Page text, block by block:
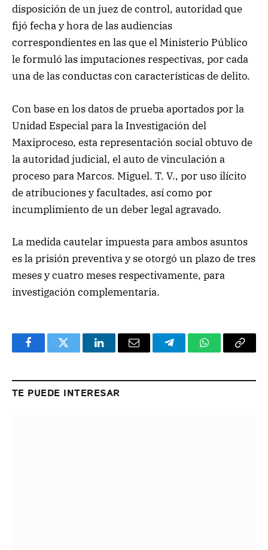
disposición de un juez de control, autoridad que
fijó fecha y hora de las audiencias
correspondientes en las que el Ministerio Público
le formuló las imputaciones respectivas, por cada
una de las conductas con características de delito.
Con base en los datos de prueba aportados por la
Unidad Especial para la Investigación del
Maxiproceso, esta representación social obtuvo de
la autoridad judicial, el auto de vinculación a
proceso para Marcos. Miguel. T. V., por uso ilícito
de atribuciones y facultades, así como por
incumplimiento de un deber legal agravado.
La medida cautelar impuesta para ambos asuntos
es la prisión preventiva y se otorgó un plazo de tres
meses y cuatro meses respectivamente, para
investigación complementaria.
FacebookTwitter LinkedInEmail TelegramWhatsApp
Copy
TE PUEDE INTERESAR